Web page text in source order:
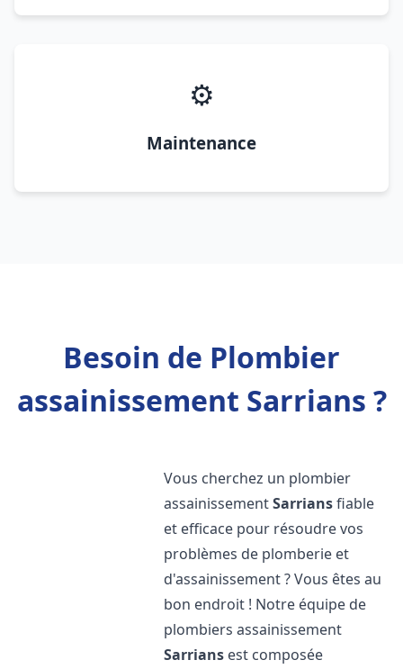
⚙️
Maintenance
Besoin de Plombier
assainissement Sarrians ?
Vous cherchez un plombier
assainissementSarriansfiable
et efficace pour résoudre vos
problèmes de plomberie et
d'assainissement ? Vous êtes au
bon endroit ! Notre équipe de
plombiers assainissement
Sarrians est composée